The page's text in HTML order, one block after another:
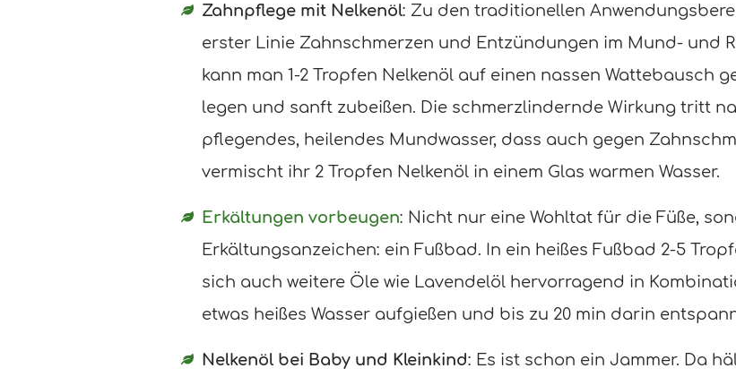
Zahnpflege mit Nelkenöl: Zu den traditionellen
erster Linie Zahnschmerzen und Entzündungen im Mund- und
kann man 1-2 Tropfen Nelkenöl auf einen nassen Wattebausch
legen und sanft zubeißen. Die schmerzlindernde Wirkung tritt
pflegendes, heilendes Mundwasser, dass auch gegen
vermischt ihr 2 Tropfen Nelkenöl in einem Glas warmen Wasser.
Erkältungen vorbeugen: Nicht nur eine Wohltat für die Füße,
Erkältungsanzeichen: ein Fußbad. In ein heißes Fußbad 2-5
sich auch weitere Öle wie Lavendelöl hervorragend in
etwas heißes Wasser aufgießen und bis zu 20 min darin
Nelkenöl bei Baby und Kleinkind: Es ist schon ein Jammer. Da